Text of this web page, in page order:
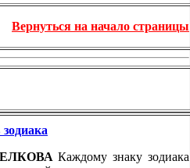
Вернуться на начало страницы
Каждому знаку зодиака